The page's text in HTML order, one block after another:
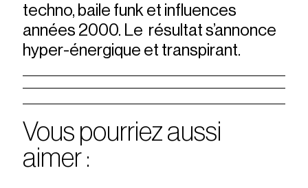
techno, baile funk et influences
années 2000. Le résultat s’annonce
hyper-énergique et transpirant.
Vous pourriez aussi
aimer :